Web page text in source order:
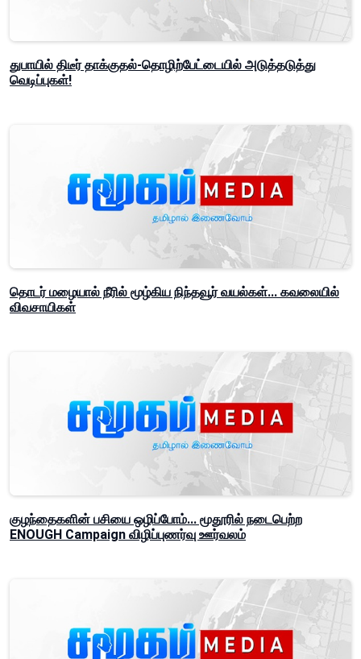
துபாயில் திடீர் தாக்குதல்-தொழிற்பேட்டையில் அடுத்தடுத்து
வெடிப்புகள்!
தொடர் மழையால் நீரில் மூழ்கிய நிந்தவூர் வயல்கள்... கவலையில்
விவசாயிகள்
குழந்தைகளின் பசியை ஒழிப்போம்... மூதூரில் நடைபெற்ற
ENOUGH Campaign விழிப்புணர்வு ஊர்வலம்